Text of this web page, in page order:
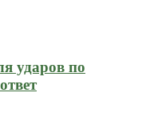
ударов по